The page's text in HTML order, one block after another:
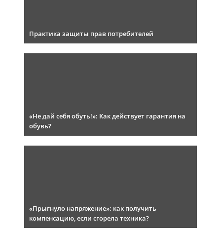
Практика защиты прав потребителей
«Не дай себя обуть!»: Как действует гарантия на
обувь?
«Прыгнуло напряжение»: как получить
компенсацию, если сгорела техника?